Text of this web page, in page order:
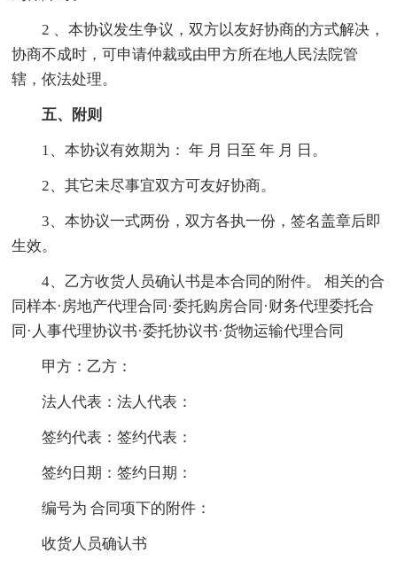
2 、本协议发生争议，双方以友好协商的方式解决，
协商不成时，可申请仲裁或由甲方所在地人民法院管
辖，依法处理。
五、附则
1、本协议有效期为： 年 月 日至 年 月 日。
2、其它未尽事宜双方可友好协商。
3、本协议一式两份，双方各执一份，签名盖章后即
生效。
4、乙方收货人员确认书是本合同的附件。 相关的合
同样本·房地产代理合同·委托购房合同·财务代理委托合
同·人事代理协议书·委托协议书·货物运输代理合同
甲方：乙方：
法人代表：法人代表：
签约代表：签约代表：
签约日期：签约日期：
编号为 合同项下的附件：
收货人员确认书